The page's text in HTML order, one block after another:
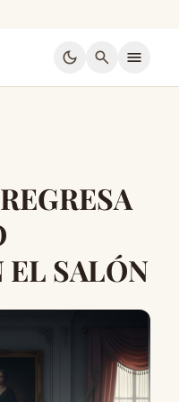
dark_mode search menu
SALÓN